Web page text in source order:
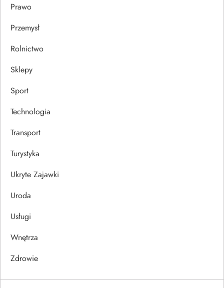
Prawo
Przemysł
Rolnictwo
Sklepy
Sport
Technologia
Transport
Turystyka
Ukryte Zajawki
Uroda
Usługi
Wnętrza
Zdrowie